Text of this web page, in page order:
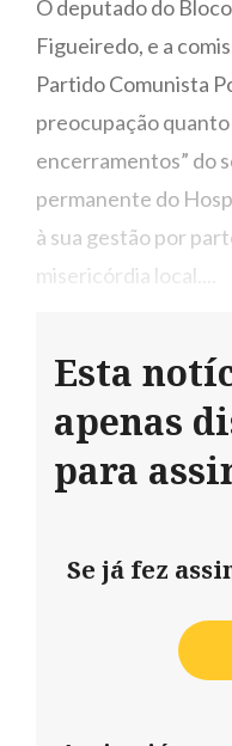
O deputado do
Figueiredo, e a
Partido Comunista
preocupação quanto
encerramentos” do
permanente do
à sua gestão por
misericórdia local....
Esta
apenas
para
Se já fez